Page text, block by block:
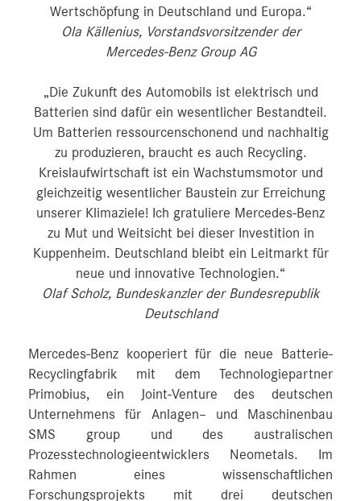
Wertschöpfung in Deutschland und Europa.“
Ola Källenius, Vorstandsvorsitzender der
Mercedes-Benz Group AG
„Die Zukunft des Automobils ist elektrisch und
Batterien sind dafür ein wesentlicher Bestandteil.
Um Batterien ressourcenschonend und nachhaltig
zu produzieren, braucht es auch Recycling.
Kreislaufwirtschaft ist ein Wachstumsmotor und
gleichzeitig wesentlicher Baustein zur Erreichung
unserer Klimaziele! Ich gratuliere Mercedes-Benz
zu Mut und Weitsicht bei dieser Investition in
Kuppenheim. Deutschland bleibt ein Leitmarkt für
neue und innovative Technologien.“
Olaf Scholz, Bundeskanzler der Bundesrepublik
Deutschland
Mercedes-Benz kooperiert für die neue Batterie-
Recyclingfabrik mit dem Technologiepartner
Primobius, ein Joint-Venture des deutschen
Unternehmens für Anlagen– und Maschinenbau
SMS group und des australischen
Prozesstechnologieentwicklers Neometals. Im
Rahmen eines wissenschaftlichen
Forschungsprojekts mit drei deutschen